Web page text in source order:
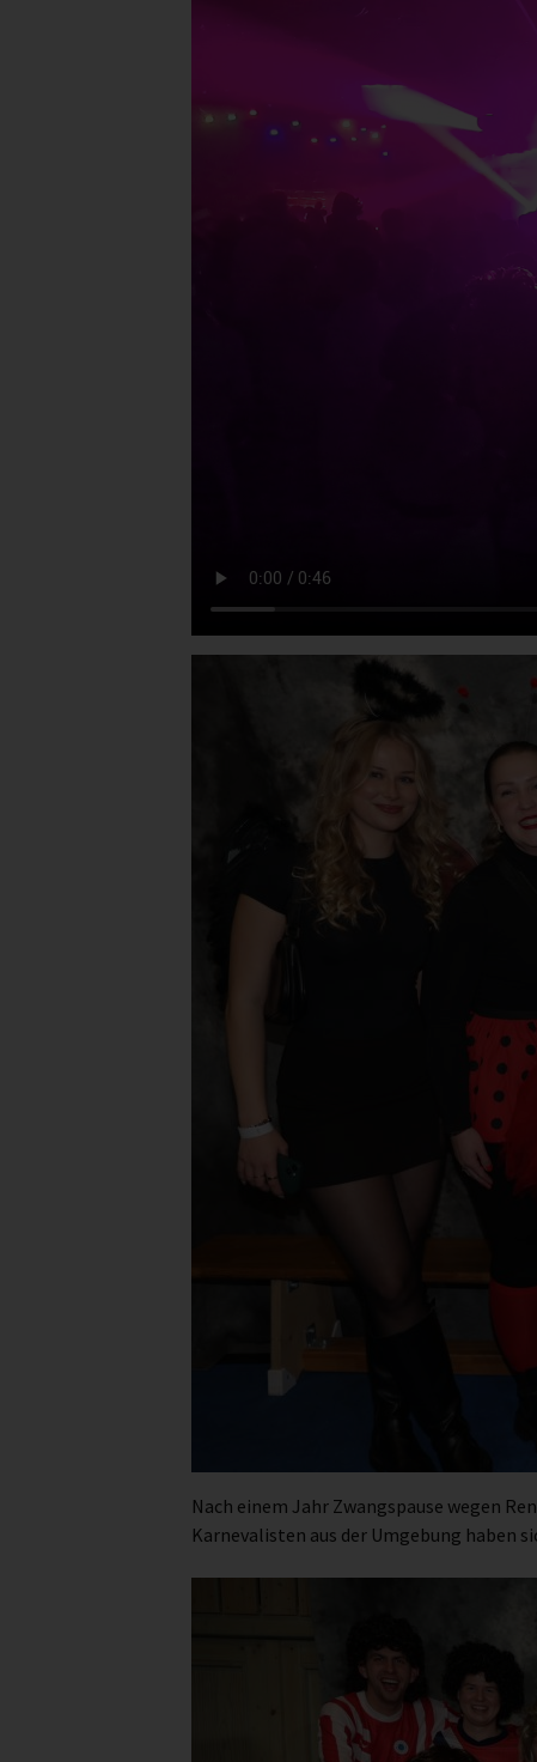
Nach einem Jahr Zwangspause wegen
Karnevalisten aus der Umgebung haben